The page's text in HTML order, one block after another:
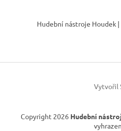
p
y
ý
s
u
í
í
Hudební nástroje Houdek |
Vytvořil
Copyright 2026 Hudební